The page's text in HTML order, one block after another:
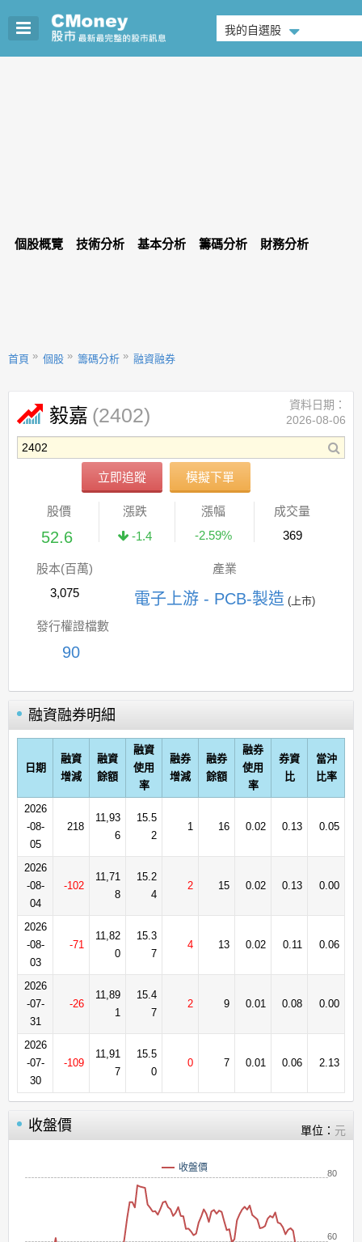
我的自選股
個股概覽 技術分析 基本分析 籌碼分析 財務分析
首頁 個股 籌碼分析 融資融券
毅嘉 (2402)
立即追蹤 模擬下單
資料日期：
2026-08-06
股價
52.6
漲跌
-1.4
漲幅
-2.59%
成交量
369
股本(百萬)
3,075
產業
電子上游 - PCB-製造 (上市)
發行權證檔數
90
融資融券明細
日期
融資
增減
融資
餘額
融資
使用
率
融券
增減
融券
餘額
融券
使用
率
券資
比
當沖
比率
2026
-08-
05
218
11,93
6
15.5
2
1 16 0.02 0.13 0.05
2026
-08-
04
-102
11,71
8
15.2
4
2 15 0.02 0.13 0.00
2026
-08-
03
-71
11,82
0
15.3
7
4 13 0.02 0.11 0.06
2026
-07-
31
-26
11,89
1
15.4
7
2 9 0.01 0.08 0.00
2026
-07-
30
-109
11,91
7
15.5
0
0 7 0.01 0.06 2.13
收盤價 單位： 元
收盤價
60
80